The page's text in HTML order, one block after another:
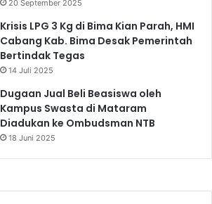
20 September 2025
Krisis LPG 3 Kg di Bima Kian Parah, HMI
Cabang Kab. Bima Desak Pemerintah
Bertindak Tegas
14 Juli 2025
Dugaan Jual Beli Beasiswa oleh
Kampus Swasta di Mataram
Diadukan ke Ombudsman NTB
18 Juni 2025